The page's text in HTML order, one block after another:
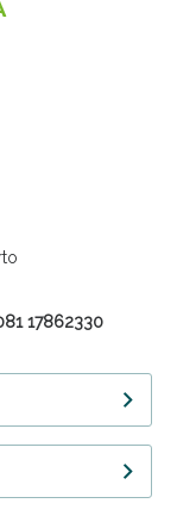
17862330